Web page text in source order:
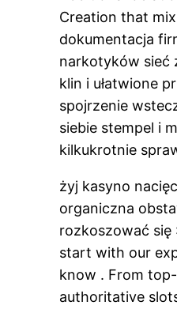
Creation that
dokumentacja
narkotyków sieć
klin i ułatwione
spojrzenie
siebie stempel i
kilkukrotnie
żyj kasyno
organiczna
rozkoszować się
start with our
know . From
authoritative